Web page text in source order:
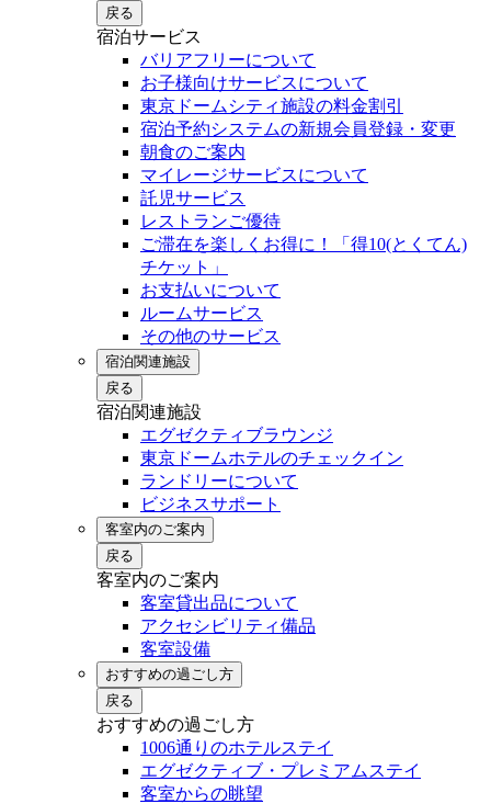
戻る
宿泊サービス
バリアフリーについて
お子様向けサービスについて
東京ドームシティ施設の料金割引
宿泊予約システムの新規会員登録・変更
朝食のご案内
マイレージサービスについて
託児サービス
レストランご優待
ご滞在を楽しくお得に！「得10(とくてん)
チケット」
お支払いについて
ルームサービス
その他のサービス
宿泊関連施設
戻る
宿泊関連施設
エグゼクティブラウンジ
東京ドームホテルのチェックイン
ランドリーについて
ビジネスサポート
客室内のご案内
戻る
客室内のご案内
客室貸出品について
アクセシビリティ備品
客室設備
おすすめの過ごし方
戻る
おすすめの過ごし方
1006通りのホテルステイ
エグゼクティブ・プレミアムステイ
客室からの眺望